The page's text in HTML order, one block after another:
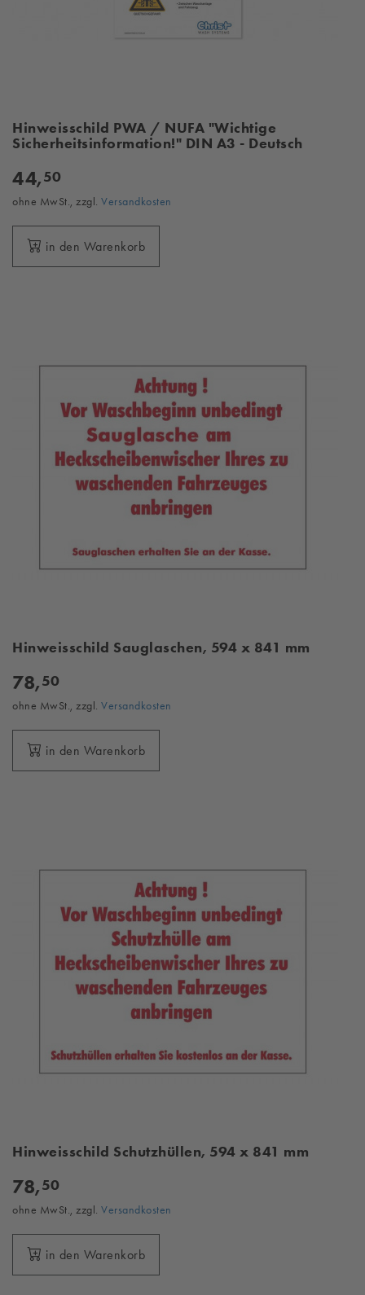
Hinweisschild PWA / NUFA "Wichtige
Sicherheitsinformation!" DIN A3 - Deutsch
44,50
ohne MwSt., zzgl. Versandkosten
in den Warenkorb
Hinweisschild Sauglaschen, 594 x 841 mm
78,50
ohne MwSt., zzgl. Versandkosten
in den Warenkorb
Hinweisschild Schutzhüllen, 594 x 841 mm
78,50
ohne MwSt., zzgl. Versandkosten
in den Warenkorb